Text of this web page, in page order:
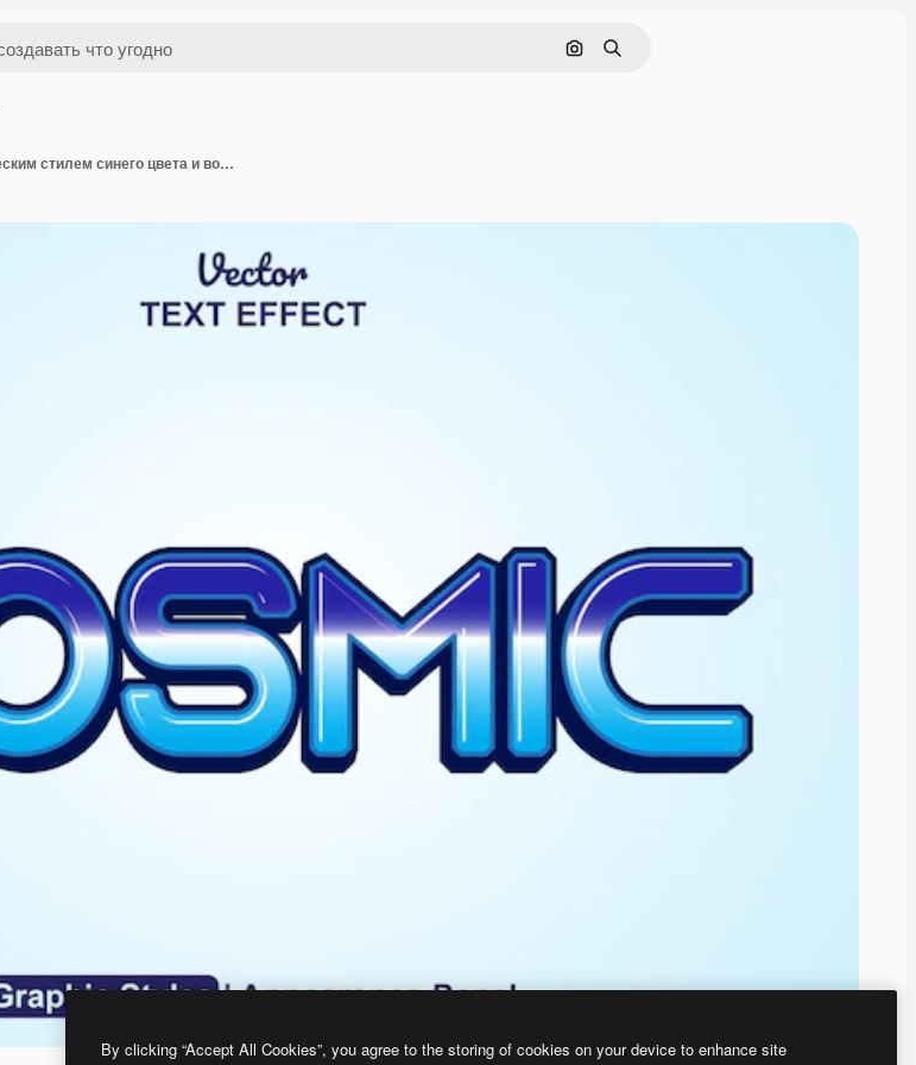
Поиск по изображению
Поиск
Космический текстовый эффект с графическим стилем синего цвета и возможностью редактирования
By clicking “Accept All Cookies”, you agree to the storing of cookies on your device to enhance site